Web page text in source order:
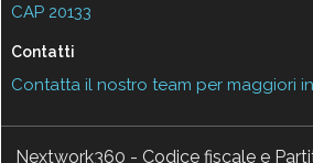
CAP 20133
Contatti
Contatta il nostro team per maggiori
Nextwork360 - Codice fiscale e